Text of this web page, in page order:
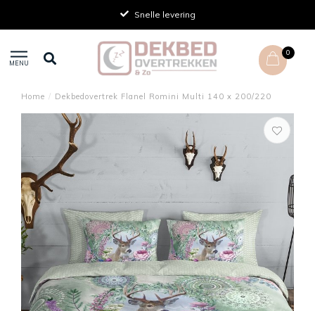
Snelle levering
MENU
0
Home / Dekbedovertrek Flanel Romini Multi 140 x 200/220